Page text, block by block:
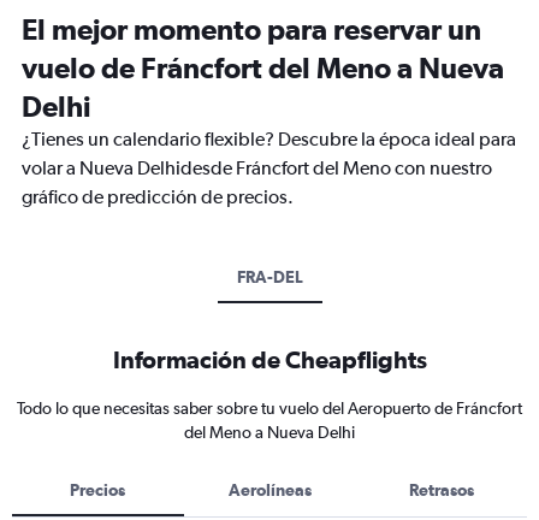
El mejor momento para reservar un
vuelo de Fráncfort del Meno a Nueva
Delhi
¿Tienes un calendario flexible? Descubre la época ideal para
volar a Nueva Delhidesde Fráncfort del Meno con nuestro
gráfico de predicción de precios.
FRA-DEL
Información de Cheapflights
Todo lo que necesitas saber sobre tu vuelo del Aeropuerto de Fráncfort
del Meno a Nueva Delhi
Precios Aerolíneas Retrasos